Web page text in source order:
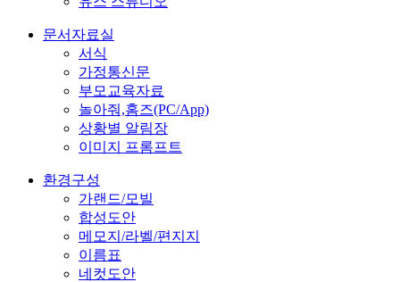
문서자료실
서식
가정통신문
부모교육자료
놀아줘,홈즈(PC/App)
상황별 알림장
이미지 프롬프트
환경구성
가랜드/모빌
합성도안
메모지/라벨/편지지
이름표
네컷도안